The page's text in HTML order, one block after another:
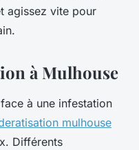
agissez vite pour
à Mulhouse
à une infestation
mulhouse
Différents